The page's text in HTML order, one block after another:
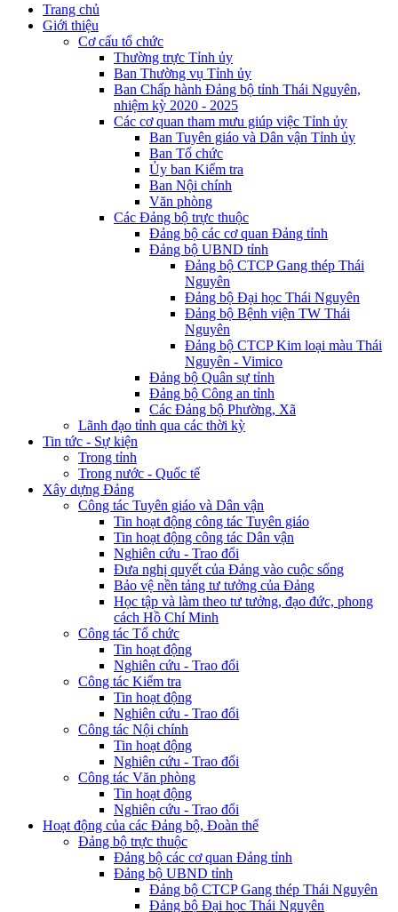
Trang chủ
Giới thiệu
Cơ cấu tổ chức
Thường trực Tỉnh ủy
Ban Thường vụ Tỉnh ủy
Ban Chấp hành Đảng bộ tỉnh Thái Nguyên,
nhiệm kỳ 2020 - 2025
Các cơ quan tham mưu giúp việc Tỉnh ủy
Ban Tuyên giáo và Dân vận Tỉnh ủy
Ban Tổ chức
Ủy ban Kiểm tra
Ban Nội chính
Văn phòng
Các Đảng bộ trực thuộc
Đảng bộ các cơ quan Đảng tỉnh
Đảng bộ UBND tỉnh
Đảng bộ CTCP Gang thép Thái
Nguyên
Đảng bộ Đại học Thái Nguyên
Đảng bộ Bệnh viện TW Thái
Nguyên
Đảng bộ CTCP Kim loại màu Thái
Nguyên - Vimico
Đảng bộ Quân sự tỉnh
Đảng bộ Công an tỉnh
Các Đảng bộ Phường, Xã
Lãnh đạo tỉnh qua các thời kỳ
Tin tức - Sự kiện
Trong tỉnh
Trong nước - Quốc tế
Xây dựng Đảng
Công tác Tuyên giáo và Dân vận
Tin hoạt động công tác Tuyên giáo
Tin hoạt động công tác Dân vận
Nghiên cứu - Trao đổi
Đưa nghị quyết của Đảng vào cuộc sống
Bảo vệ nền tảng tư tưởng của Đảng
Học tập và làm theo tư tưởng, đạo đức, phong
cách Hồ Chí Minh
Công tác Tổ chức
Tin hoạt động
Nghiên cứu - Trao đổi
Công tác Kiểm tra
Tin hoạt động
Nghiên cứu - Trao đổi
Công tác Nội chính
Tin hoạt động
Nghiên cứu - Trao đổi
Công tác Văn phòng
Tin hoạt động
Nghiên cứu - Trao đổi
Hoạt động của các Đảng bộ, Đoàn thể
Đảng bộ trực thuộc
Đảng bộ các cơ quan Đảng tỉnh
Đảng bộ UBND tỉnh
Đảng bộ CTCP Gang thép Thái Nguyên
Đảng bộ Đại học Thái Nguyên